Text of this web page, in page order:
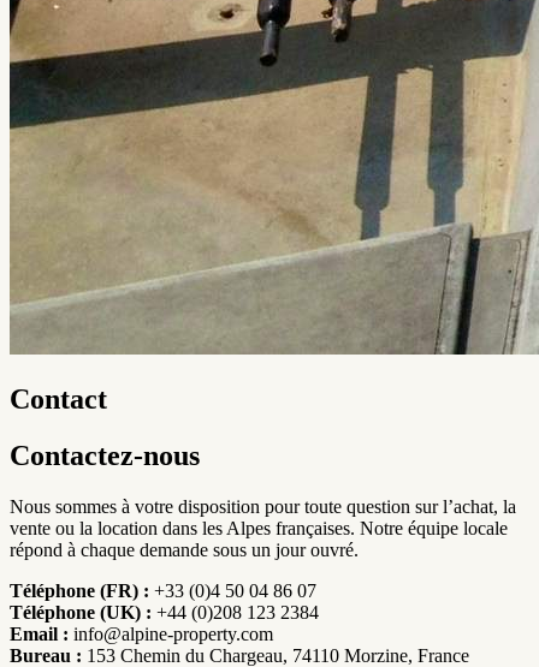
Contact
Contactez-nous
Nous sommes à votre disposition pour toute question sur l’achat, la
vente ou la location dans les Alpes françaises. Notre équipe locale
répond à chaque demande sous un jour ouvré.
Téléphone (FR) : +33 (0)4 50 04 86 07
Téléphone (UK) : +44 (0)208 123 2384
Email : info@alpine-property.com
Bureau : 153 Chemin du Chargeau, 74110 Morzine, France